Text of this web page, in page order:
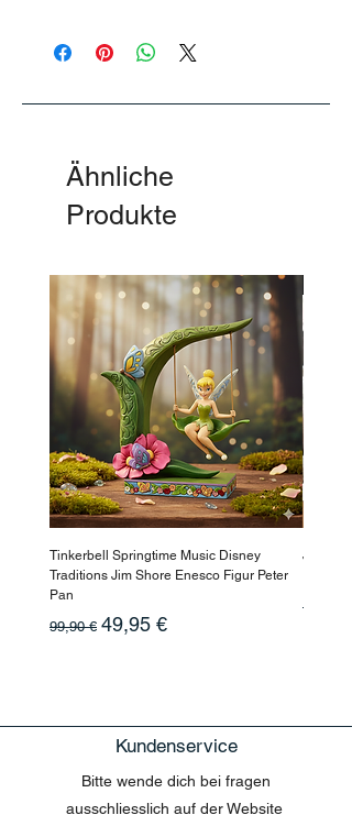
Ähnliche
Produkte
Tinkerbell Springtime Music Disney
Traditions Jim Shore Enesco Figur Peter
Pan
Standardpreis
99,90 € Sale-Preis
49,95 €
Jasmin
199,90 €
Kundenservice
Bitte wende dich bei fragen
ausschliesslich auf der Website